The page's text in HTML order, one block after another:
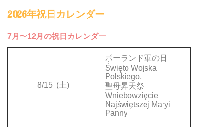
2026年祝日カレンダー
7月〜12月の祝日カレンダー
8/15 (土)
ポーランド軍の日
Święto Wojska
Polskiego,
聖母昇天祭
Wniebowzięcie
Najświętszej Maryi
Panny